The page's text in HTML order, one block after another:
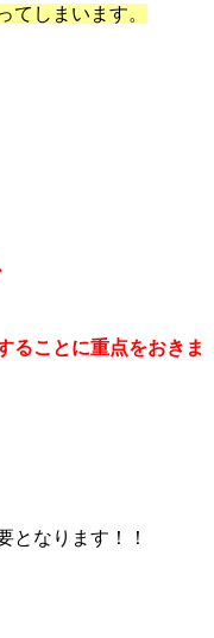
てしまいます。
ることに重点をおきま
となります！！